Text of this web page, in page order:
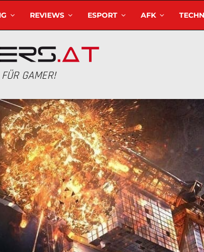
REVIEWS ESPORT AFK
GAMER!